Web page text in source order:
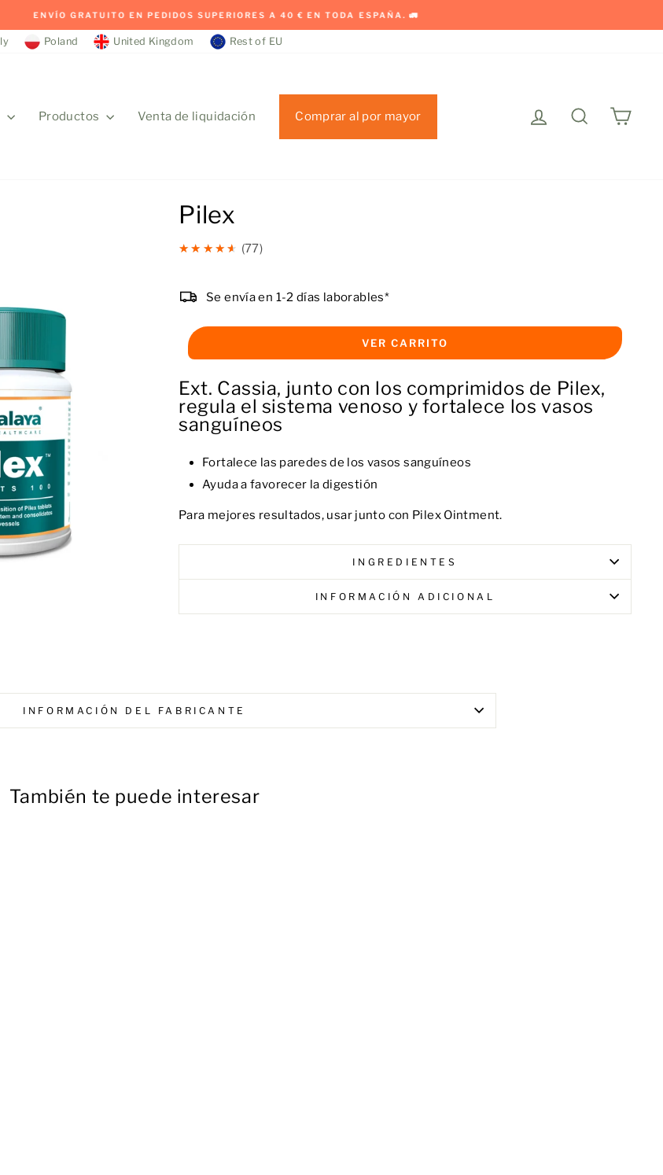
pausa
EN PEDIDOS SUPERIORES A 40 € EN TODA ESPAÑA. 🚛
Poland United Kingdom Rest of EU
Productos Venta de liquidación Comprar al por mayor Ingresar Buscar
Pilex
★★★★★ 4.5
77
Se envía en 1-2 días laborables*
VER CARRITO
Ext. Cassia, junto con los comprimidos de Pilex,
regula el sistema venoso y fortalece los vasos
sanguíneos
Fortalece las paredes de los vasos sanguíneos
Ayuda a favorecer la digestión
Para mejores resultados, usar junto con Pilex Ointment.
INGREDIENTES
INFORMACIÓN ADICIONAL
INFORMACIÓN DEL FABRICANTE
También te puede interesar